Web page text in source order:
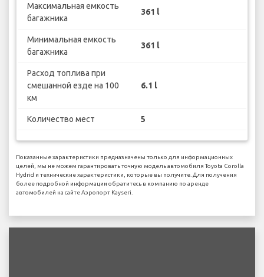
Максимальная емкость
багажника
361 l
Минимальная емкость
багажника
361 l
Расход топлива при
смешанной езде на 100
км
6.1 l
Количество мест 5
Показанные характеристики предназначены только для информационных
целей, мы не можем гарантировать точную модель автомобиля Toyota Corolla
Hydrid и технические характеристики, которые вы получите. Для получения
более подробной информации обратитесь в компанию по аренде
автомобилей на сайте Аэропорт Kayseri.